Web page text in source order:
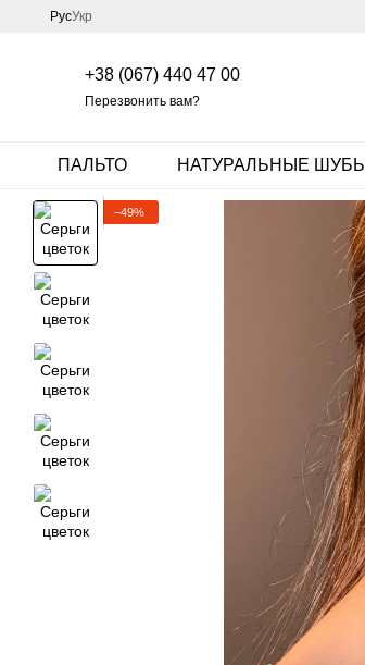
Перейти к основному контенту
РусУкр
+38 (067) 440 47 00
Перезвонить вам?
ПАЛЬТО НАТУРАЛЬНЫЕ ШУБЫ
−49%